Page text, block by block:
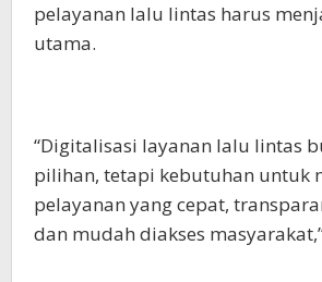
pelayanan lalu lintas harus
utama.
“Digitalisasi layanan lalu lintas
pilihan, tetapi kebutuhan untuk
pelayanan yang cepat,
dan mudah diakses